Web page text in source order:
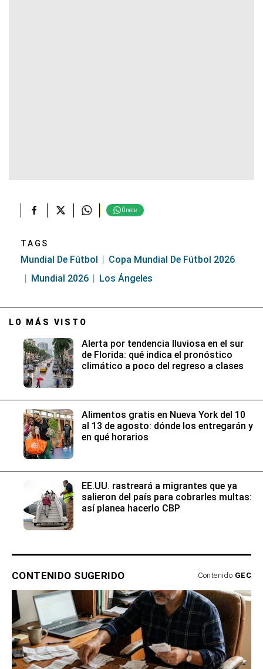
Únete
TAGS
Mundial De Fútbol
Copa Mundial De Fútbol 2026
Mundial 2026
Los Ángeles
LO MÁS VISTO
Alerta por tendencia lluviosa en el sur
de Florida: qué indica el pronóstico
climático a poco del regreso a clases
Alimentos gratis en Nueva York del 10
al 13 de agosto: dónde los entregarán y
en qué horarios
EE.UU. rastreará a migrantes que ya
salieron del país para cobrarles multas:
así planea hacerlo CBP
CONTENIDO SUGERIDO Contenido GEC